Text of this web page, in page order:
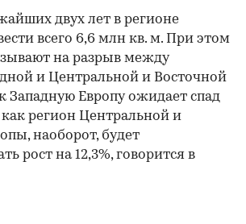
двух лет в регионе
всего 6,6 млн кв. м. При этом
на разрыв между
и Центральной и Восточной
Западную Европу ожидает спад
как регион Центральной и
наоборот, будет
рост на 12,3%, говорится в